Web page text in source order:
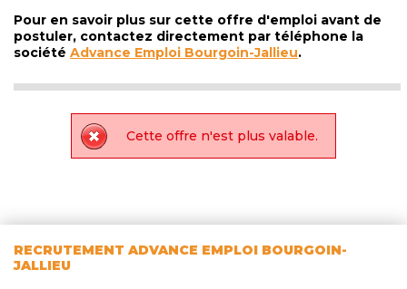
Pour en savoir plus sur cette offre d'emploi avant de
postuler, contactez directement par téléphone la
société Advance Emploi Bourgoin-Jallieu.
Cette offre n'est plus valable.
RECRUTEMENT ADVANCE EMPLOI BOURGOIN-
JALLIEU